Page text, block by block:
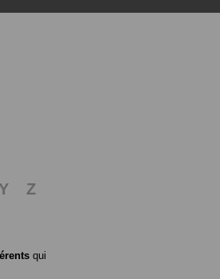
Y
Z
qui